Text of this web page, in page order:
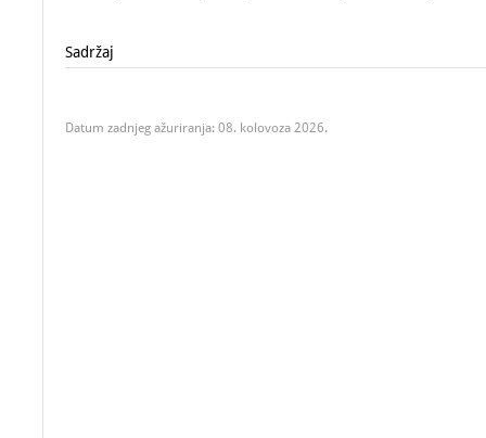
Sadržaj
Datum zadnjeg ažuriranja: 08. kolovoza 2026.